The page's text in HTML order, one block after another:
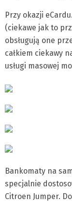
Przy okazji
(ciekawe jak to
obsługują one
całkiem ciekawy
usługi masowej
Bankomaty na
specjalnie
Citroen Jumper.